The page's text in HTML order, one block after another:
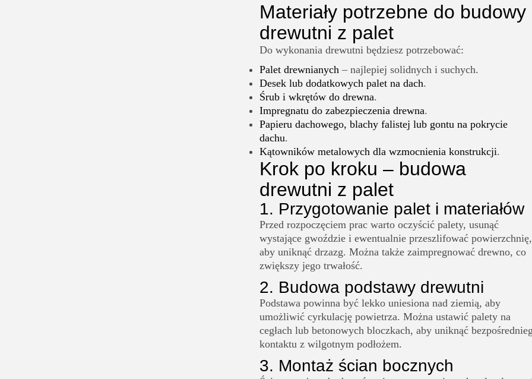
Materiały potrzebne do budowy
drewutni z palet
Do wykonania drewutni będziesz potrzebować:
Palet drewnianych – najlepiej solidnych i suchych.
Desek lub dodatkowych palet na dach.
Śrub i wkrętów do drewna.
Impregnatu do zabezpieczenia drewna.
Papieru dachowego, blachy falistej lub gontu na pokrycie
dachu.
Kątowników metalowych dla wzmocnienia konstrukcji.
Krok po kroku – budowa
drewutni z palet
1. Przygotowanie palet i materiałów
Przed rozpoczęciem prac warto oczyścić palety, usunąć
wystające gwoździe i ewentualnie przeszlifować powierzchnię,
aby uniknąć drzazg. Można także zaimpregnować drewno, co
zwiększy jego trwałość.
2. Budowa podstawy drewutni
Podstawa powinna być lekko uniesiona nad ziemią, aby
umożliwić cyrkulację powietrza. Można ustawić palety na
cegłach lub betonowych bloczkach, aby uniknąć
kontaktu z wilgotnym podłożem.
3. Montaż ścian bocznych